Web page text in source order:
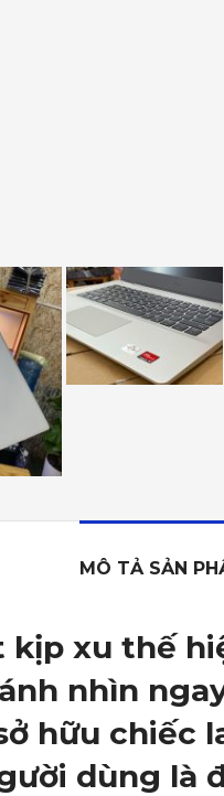
MÔ TẢ SẢN
kịp xu thế
nhìn
hữu chiếc
dùng là